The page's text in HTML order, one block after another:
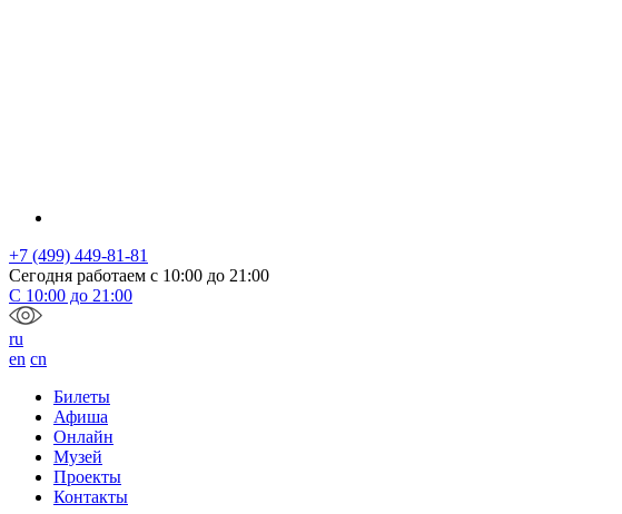
+7 (499) 449-81-81
Сегодня работаем с 10:00 до 21:00
С 10:00 до 21:00
ru
en cn
Билеты
Афиша
Онлайн
Музей
Проекты
Контакты